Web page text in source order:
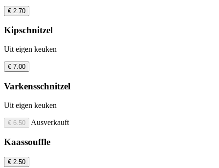
€ 2.70
Kipschnitzel
Uit eigen keuken
€ 7.00
Varkensschnitzel
Uit eigen keuken
€ 6.50 Ausverkauft
Kaassouffle
€ 2.50